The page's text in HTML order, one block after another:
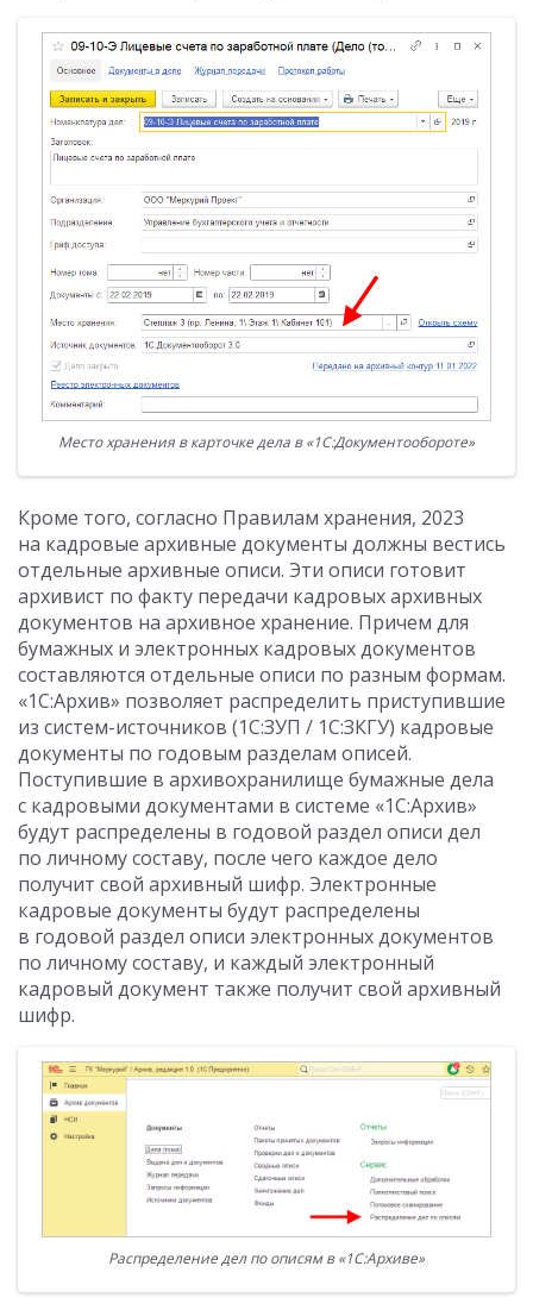
Место хранения в карточке дела в «1С:Документообороте»
Кроме того, согласно Правилам хранения, 2023
на кадровые архивные документы должны вестись
отдельные архивные описи. Эти описи готовит
архивист по факту передачи кадровых архивных
документов на архивное хранение. Причем для
бумажных и электронных кадровых документов
составляются отдельные описи по разным формам.
«1С:Архив» позволяет распределить приступившие
из систем-источников (1С:ЗУП / 1С:ЗКГУ) кадровые
документы по годовым разделам описей.
Поступившие в архивохранилище бумажные дела
с кадровыми документами в системе «1С:Архив»
будут распределены в годовой раздел описи дел
по личному составу, после чего каждое дело
получит свой архивный шифр. Электронные
кадровые документы будут распределены
в годовой раздел описи электронных документов
по личному составу, и каждый электронный
кадровый документ также получит свой архивный
шифр.
Распределение дел по описям в «1С:Архиве»